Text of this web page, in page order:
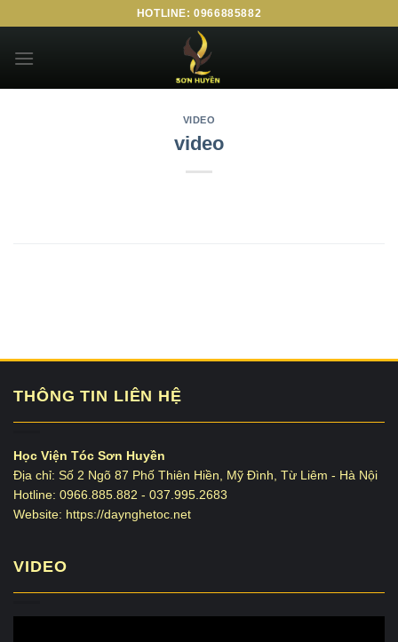
HOTLINE: 0966885882
VIDEO
video
THÔNG TIN LIÊN HỆ
Học Viện Tóc Sơn Huyền
Địa chỉ: Số 2 Ngõ 87 Phố Thiên Hiền, Mỹ Đình, Từ Liêm - Hà Nội
Hotline: 0966.885.882 - 037.995.2683
Website: https://daynghetoc.net
VIDEO